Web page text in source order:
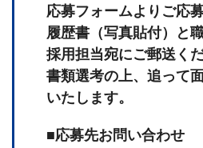
応募フォームよりご応
履歴書（写真貼付）と
採用担当宛にご郵送くだ
書類選考の上、追って
いたします。
■応募先お問い合わせ